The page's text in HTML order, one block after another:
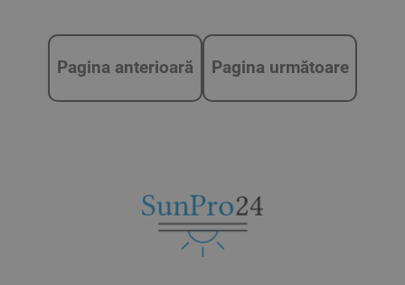
Pagina anterioară Pagina următoare